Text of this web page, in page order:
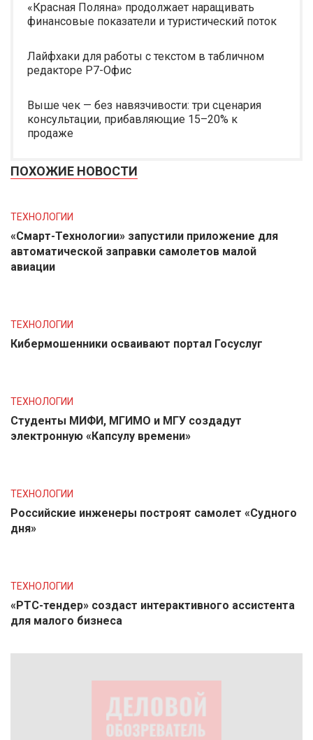
«Красная Поляна» продолжает наращивать
финансовые показатели и туристический поток
Лайфхаки для работы с текстом в табличном
редакторе Р7-Офис
Выше чек — без навязчивости: три сценария
консультации, прибавляющие 15–20% к
продаже
ПОХОЖИЕ НОВОСТИ
ТЕХНОЛОГИИ
«Смарт-Технологии» запустили приложение для
автоматической заправки самолетов малой
авиации
ТЕХНОЛОГИИ
Кибермошенники осваивают портал Госуслуг
ТЕХНОЛОГИИ
Студенты МИФИ, МГИМО и МГУ создадут
электронную «Капсулу времени»
ТЕХНОЛОГИИ
Российские инженеры построят самолет «Судного
дня»
ТЕХНОЛОГИИ
«РТС-тендер» создаст интерактивного ассистента
для малого бизнеса